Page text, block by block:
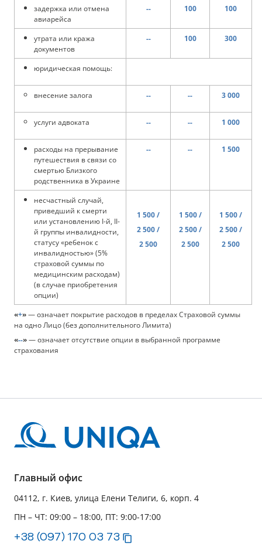
задержка или отмена
авиарейса
-- 100 100
утрата или кража
документов
-- 100 300
юридическая помощь:
внесение залога -- -- 3 000
услуги адвоката -- -- 1 000
расходы на прерывание
путешествия в связи со
смертью Близкого
родственника в Украине
-- -- 1 500
несчастный случай,
приведший к смерти
или установлению I-й, II-
й группы инвалидности,
статусу «ребенок с
инвалидностью» (5%
страховой суммы по
медицинским расходам)
(в случае приобретения
опции)
1 500 /
2 500 /
2 500
1 500 /
2 500 /
2 500
1 500 /
2 500 /
2 500
«+»— означает покрытие расходов в пределах Страховой суммы
на одно Лицо (без дополнительного Лимита)
«--»— означает отсутствие опции в выбранной программе
страхования
Главный офис
04112, г. Киев, улица Елени Телиги, 6, корп. 4
ПН – ЧТ: 09:00 – 18:00, ПТ: 9:00-17:00
+38 (097) 170 03 73